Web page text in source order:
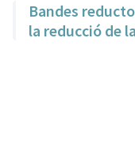
Bandes
la reducció de